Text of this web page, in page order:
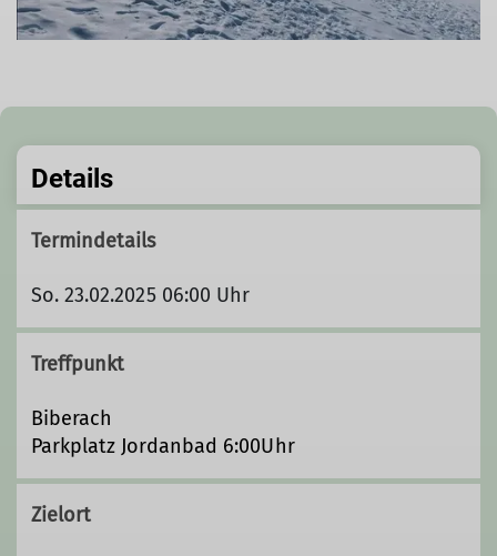
Details
Termindetails
So. 23.02.2025 06:00 Uhr
Treffpunkt
Biberach
Parkplatz Jordanbad 6:00Uhr
Zielort